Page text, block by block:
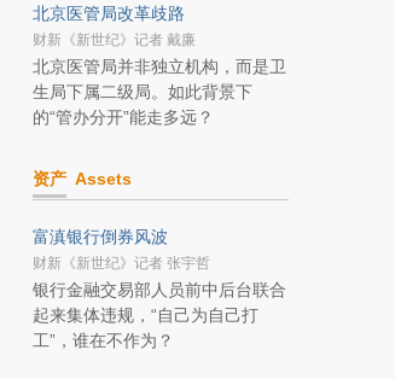
北京医管局改革歧路
财新《新世纪》记者 戴廉
北京医管局并非独立机构，而是卫
生局下属二级局。如此背景下
的“管办分开”能走多远？
资产 Assets
富滇银行倒券风波
财新《新世纪》记者 张宇哲
银行金融交易部人员前中后台联合
起来集体违规，“自己为自己打
工”，谁在不作为？